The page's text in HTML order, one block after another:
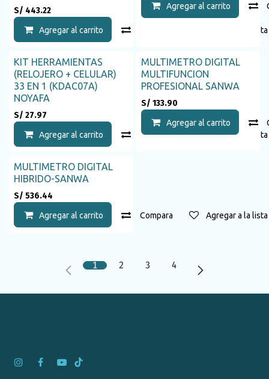
S/ 443.22
Agregar al carrito Agregar a la
Agregar al carrito
KIT HERRAMIENTAS
(RELOJERO + CELULAR)
33 EN 1 (KDAC07A)
NOYAFA
S/ 27.97
Agregar al carrito Compara Agregar a la
MULTIMETRO DIGITAL
MULTIFUNCION
PROFESIONAL SANWA
S/ 133.90
Agregar al carrito
MULTIMETRO DIGITAL
HIBRIDO-SANWA
S/ 536.44
Agregar al carrito Compara Agregar a la
1 2 3 4